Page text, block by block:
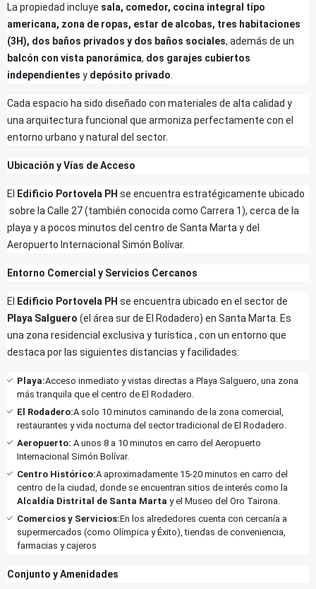
La propiedad incluye sala, comedor, cocina integral tipo
americana, zona de ropas, estar de alcobas, tres habitaciones
(3H), dos baños privados y dos baños sociales, además de un
balcón con vista panorámica, dos garajes cubiertos
independientes y depósito privado
Cada espacio ha sido diseñado con materiales de alta calidad y
una arquitectura funcional que armoniza perfectamente con el
entorno urbano y natural del sector.
Ubicación y Vías de Acceso
El Edificio Portovela PH se encuentra estratégicamente ubicado
sobre la Calle 27 (también conocida como Carrera 1), cerca de la
playa y a pocos minutos del centro de Santa Marta y del
Aeropuerto Internacional Simón Bolívar.
Entorno Comercial y Servicios Cercanos
El Edificio Portovela PH se encuentra ubicado en el sector de
Playa Salguero (el área sur de El Rodadero) en Santa Marta. Es
una zona residencial exclusiva y turística , con un entorno que
destaca por las siguientes distancias y facilidades:
Playa:Acceso inmediato y vistas directas a Playa Salguero, una zona
más tranquila que el centro de El Rodadero.
El Rodadero:A solo 10 minutos caminando de la zona comercial,
restaurantes y vida nocturna del sector tradicional de El Rodadero.
Aeropuerto: A unos 8 a 10 minutos en carro del Aeropuerto
Internacional Simón Bolívar.
Centro Histórico:A aproximadamente 15-20 minutos en carro del
centro de la ciudad, donde se encuentran sitios de interés como la
Alcaldía Distrital de Santa Marta y el Museo del Oro Tairona.
Comercios y Servicios:En los alrededores cuenta con cercanía a
supermercados (como Olímpica y Éxito), tiendas de conveniencia,
farmacias y cajeros
Conjunto y Amenidades